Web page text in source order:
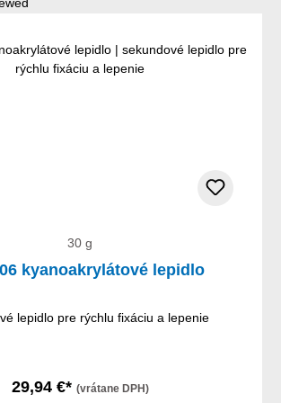
30 g
kyanoakrylátové lepidlo
lepidlo pre rýchlu fixáciu a lepenie
29,94 €* (vrátane DPH)